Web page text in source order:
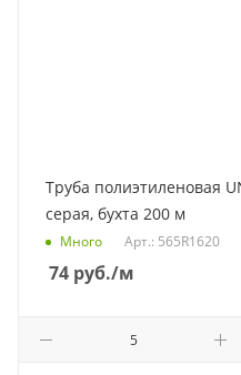
Труба полиэтиленовая
серая, бухта 200 м
Много Арт.: 565R1620
74 руб./м